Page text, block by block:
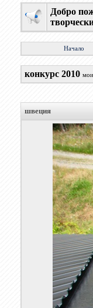
Добро
Начало
конкурс 2010
швеция